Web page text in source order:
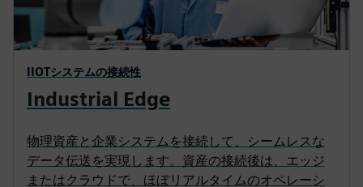
IIOTシステムの接続性
Industrial Edge
物理資産と企業システムを接続して、シームレスな
データ伝送を実現します。資産の接続後は、エッジ
またはクラウドで、ほぼリアルタイムのオペレーシ